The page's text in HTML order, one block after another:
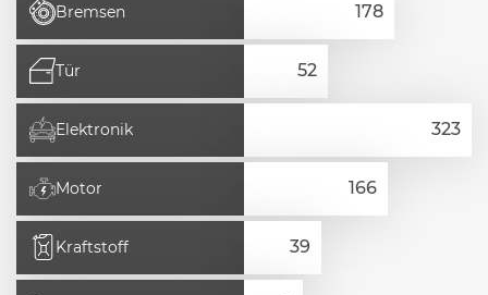
Bremsen
Tür
Elektronik
Motor
Kraftstoff